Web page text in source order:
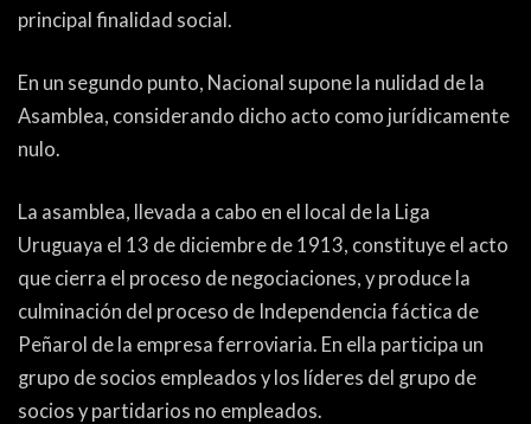
principal finalidad social.
En un segundo punto, Nacional supone la nulidad de la
Asamblea, considerando dicho acto como jurídicamente
nulo.
La asamblea, llevada a cabo en el local de la Liga
Uruguaya el 13 de diciembre de 1913, constituye el acto
que cierra el proceso de negociaciones, y produce la
culminación del proceso de Independencia fáctica de
Peñarol de la empresa ferroviaria. En ella participa un
grupo de socios empleados y los líderes del grupo de
socios y partidarios no empleados.